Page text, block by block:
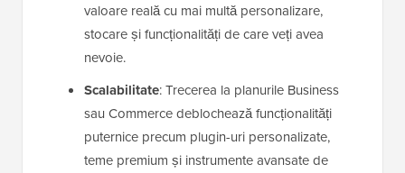
valoare reală cu mai multă personalizare,
stocare și funcționalități de care veți avea
nevoie.
Scalabilitate: Trecerea la planurile Business
sau Commerce deblochează funcționalități
puternice precum plugin-uri personalizate,
teme premium și instrumente avansate de